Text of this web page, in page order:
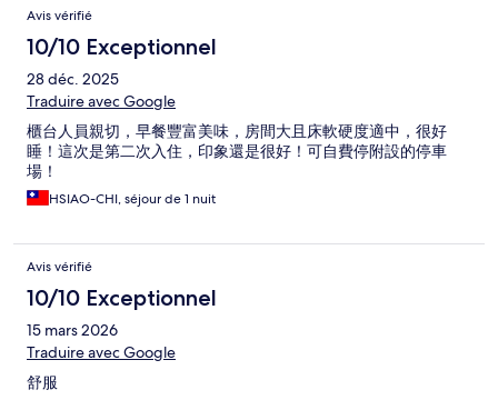
Avis vérifié
10/10 Exceptionnel
28 déc. 2025
Traduire avec Google
櫃台人員親切，早餐豐富美味，房間大且床軟硬度適中，很好
睡！這次是第二次入住，印象還是很好！可自費停附設的停車
場！
HSIAO-CHI, séjour de 1 nuit
Avis vérifié
10/10 Exceptionnel
15 mars 2026
Traduire avec Google
舒服